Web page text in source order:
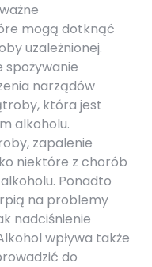
mogą dotknąć
uzależnionej.
spożywanie
narządów
która jest
alkoholu.
zapalenie
niektóre z chorób
Ponadto
na problemy
nadciśnienie
wpływa także
do